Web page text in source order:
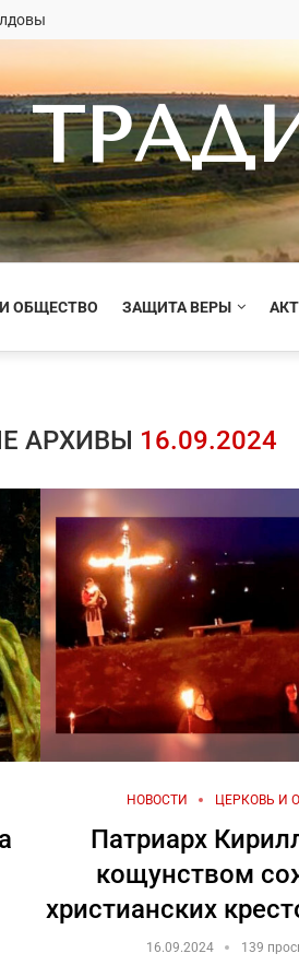
ОБЩЕСТВО ЗАЩИТА ВЕРЫ
АРХИВЫ 16.09.2024
НОВОСТИ ЦЕРКОВЬ И
Патриарх
кощунством
христианских
16.09.2024 139